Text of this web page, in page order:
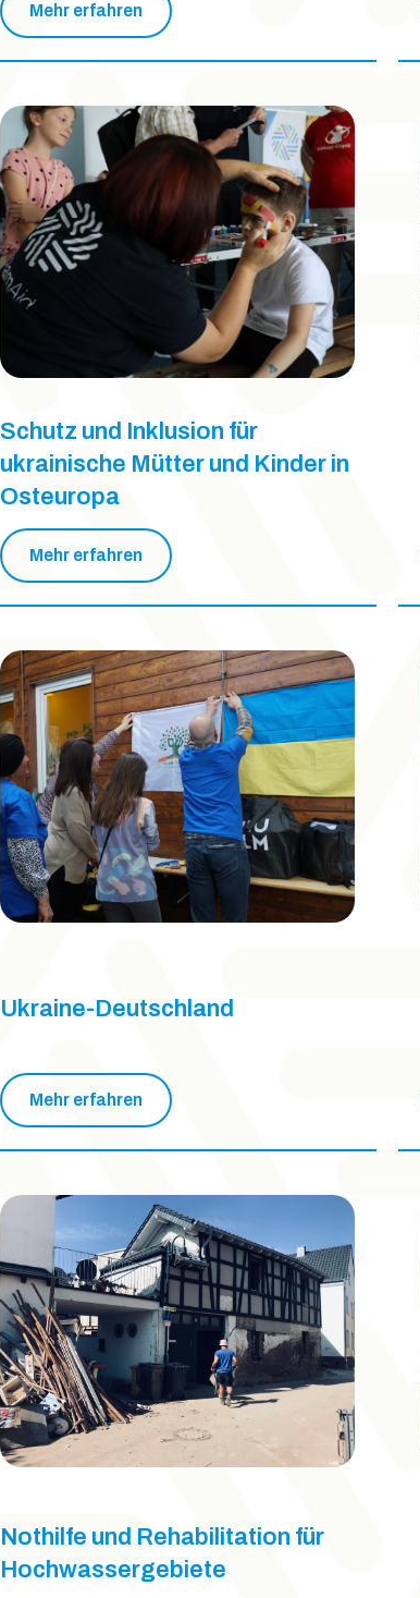
Mehr erfahren
Schutz und Inklusion für
ukrainische Mütter und Kinder in
Osteuropa
Mehr erfahren
Ukraine-Deutschland
Mehr erfahren
Nothilfe und Rehabilitation für
Hochwassergebiete